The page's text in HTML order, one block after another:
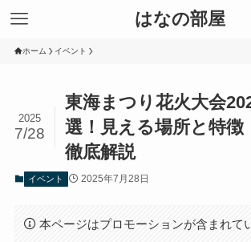
はなの部屋
ホーム イベント
東海まつり花火大会
選！見える場所と特徴
徹底解説
2025
7/28
イベント 2025年7月28日
本ページはプロモーションが含まれて